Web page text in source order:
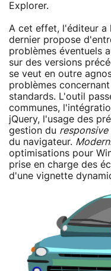
Explorer.
A cet effet, l'éditeur a
dernier propose
problèmes éventuels
sur des versions
se veut en outre
problèmes
standards. L'outil
communes,
jQuery, l'usage des
gestion du responsive
du navigateur.
optimisations pour
prise en charge des
d'une vignette